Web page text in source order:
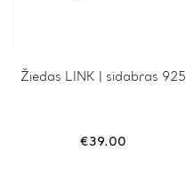
Žiedas LINK | sidabras 925
€39.00